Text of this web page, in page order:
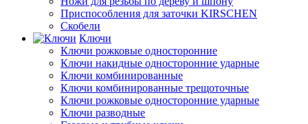
Приспособления для заточки KIRSCHEN
Скобели
Ключи
Ключи рожковые односторонние
Ключи накидные односторонние ударные
Ключи комбинированные
Ключи комбинированные трещоточные
Ключи рожковые односторонние ударные
Ключи разводные